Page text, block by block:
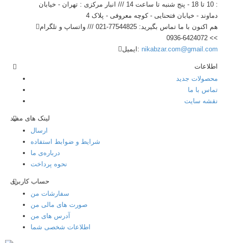
: 10 تا 18 - پنج شنبه تا ساعت 14 /// انبار مرکزی : تهران - خیابان
دماوند - خیابان فتحنایی - کوچه معروفی - پلاک 4
هم اکنون با ما تماس بگیرید:
77544825-021 /// واتساپ و تلگرام
>> 6424072-0936
ایمیل: nikabzar.com@gmail.com
اطلاعات
محصولات جدید
تماس با ما
نقشه سایت
لینک های مفید
ارسال
شرایط و ضوابط استفاده
درباره‌ی ما
نحوه پرداخت
حساب کاربری
سفارشات من
صورت های مالی من
آدرس های من
اطلاعات شخصی شما